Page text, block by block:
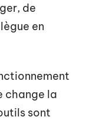
de
en
change la
sont